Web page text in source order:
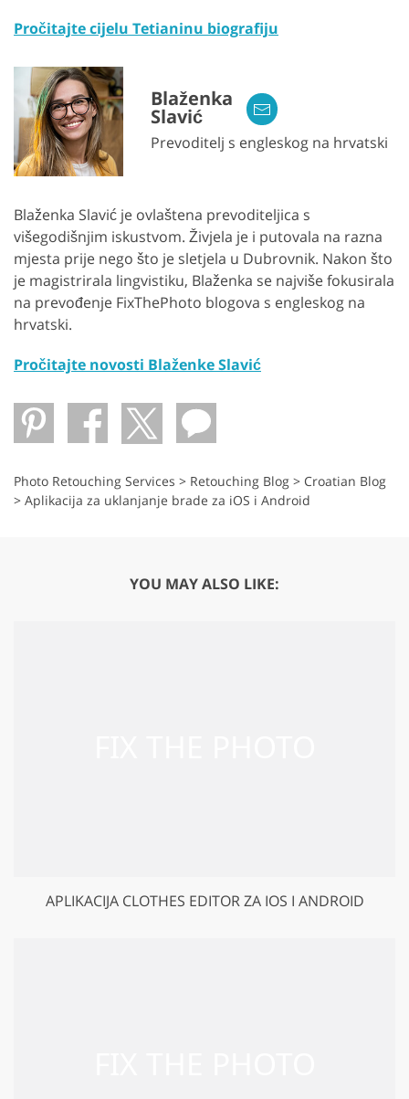
Pročitajte cijelu Tetianinu biografiju
Blaženka
Slavić
Prevoditelj s engleskog na hrvatski
Blaženka Slavić je ovlaštena prevoditeljica s
višegodišnjim iskustvom. Živjela je i putovala na razna
mjesta prije nego što je sletjela u Dubrovnik. Nakon što
je magistrirala lingvistiku, Blaženka se najviše fokusirala
na prevođenje FixThePhoto blogova s ​​engleskog na
hrvatski.
Pročitajte novosti Blaženke Slavić
Photo Retouching Services > Retouching Blog > Croatian Blog
> Aplikacija za uklanjanje brade za iOS i Android
YOU MAY ALSO LIKE:
APLIKACIJA CLOTHES EDITOR ZA IOS I ANDROID